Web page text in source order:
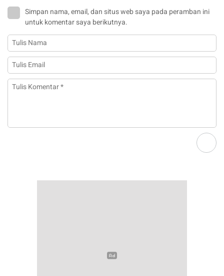
Simpan nama, email, dan situs web saya pada peramban ini
untuk komentar saya berikutnya.